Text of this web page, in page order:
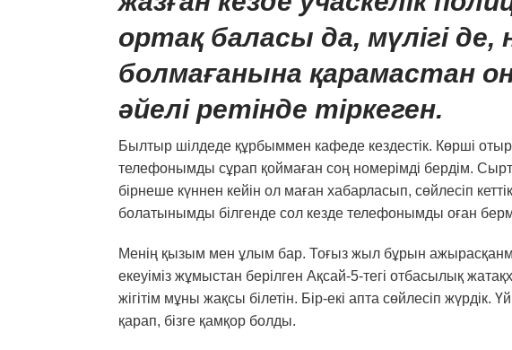
ортақ баласы да, мүлігі де,
болмағанына қарамастан
әйелі ретінде тіркеген.
Былтыр шілдеде құрбыммен кафеде кездестік. Көрші
телефонымды сұрап қоймаған соң номерімді бердім. Сырт
бірнеше күннен кейін ол маған хабарласып, сөйлесіп
болатынымды білгенде сол кезде телефонымды оған
Менің қызым мен ұлым бар. Тоғыз жыл бұрын
екеуіміз жұмыстан берілген Ақсай-5-тегі отбасылық
жігітім мұны жақсы білетін. Бір-екі апта сөйлесіп
қарап, бізге қамқор болды.